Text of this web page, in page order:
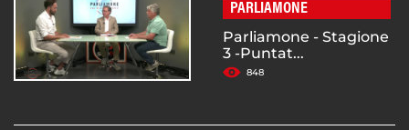
PARLIAMONE
Parliamone - Stagione
3 -Puntat...
848